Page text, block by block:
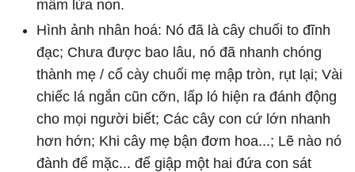
mầm lửa non.
Hình ảnh nhân hoá: Nó đã là cây chuối to đĩnh
đạc; Chưa được bao lâu, nó đã nhanh chóng
thành mẹ / cổ cày chuối mẹ mập tròn, rụt lại; Vài
chiếc lá ngắn cũn cỡn, lấp ló hiện ra đánh động
cho mọi người biết; Các cây con cứ lớn nhanh
hơn hớn; Khi cây mẹ bận đơm hoa...; Lẽ nào nó
đành để mặc... để giập một hai đứa con sát